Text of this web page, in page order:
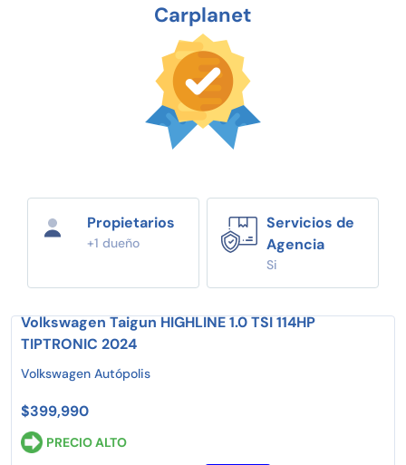
Carplanet
Propietarios
+1 dueño
Servicios de
Agencia
Si
Volkswagen Taigun HIGHLINE 1.0 TSI 114HP
TIPTRONIC 2024
Volkswagen Autópolis
$399,990
PRECIO ALTO